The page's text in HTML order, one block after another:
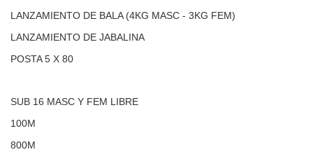
LANZAMIENTO DE BALA (4KG MASC - 3KG FEM)
LANZAMIENTO DE JABALINA
POSTA 5 X 80
SUB 16 MASC Y FEM LIBRE
100M
800M